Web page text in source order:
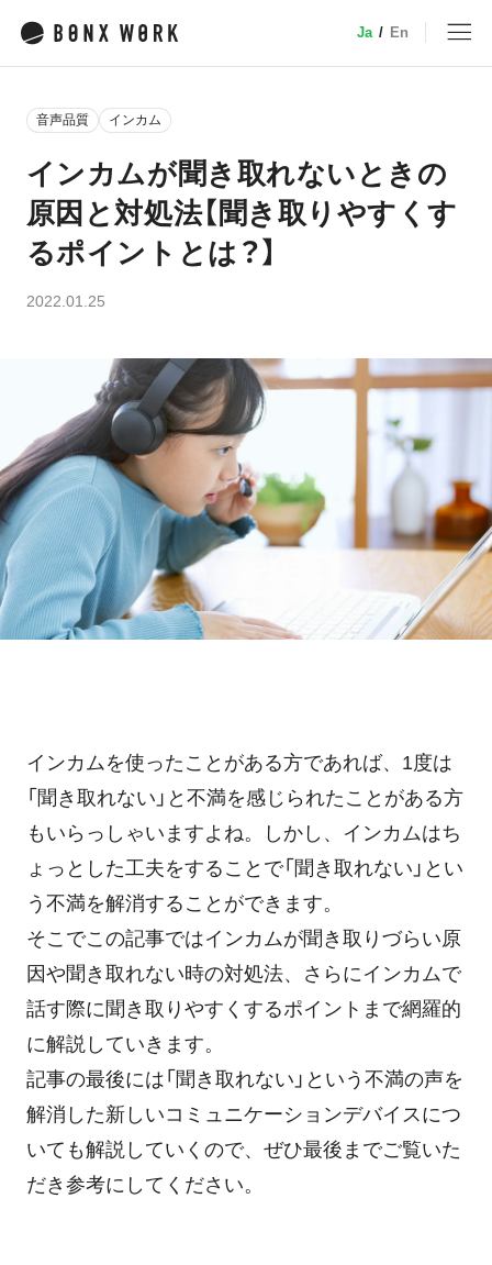
サービス
業種別ソリューション
介護
建設・土木
ホテル・旅館
料金
料金プラン
アプリ料金
デバイス料金
TIPS
よくある質問
ニュースリリース
資料ダウンロード
ログイン
Ja / En
音声品質 インカム
インカムが聞き取れないときの
原因と対処法【聞き取りやすくす
るポイントとは？】
2022.01.25
インカムを使ったことがある方であれば、1度は
「聞き取れない」と不満を感じられたことがある方
もいらっしゃいますよね。しかし、インカムはち
ょっとした工夫をすることで「聞き取れない」とい
う不満を解消することができます。
そこでこの記事ではインカムが聞き取りづらい原
因や聞き取れない時の対処法、さらにインカムで
話す際に聞き取りやすくするポイントまで網羅的
に解説していきます。
記事の最後には「聞き取れない」という不満の声を
解消した新しいコミュニケーションデバイスにつ
いても解説していくので、ぜひ最後までご覧いた
だき参考にしてください。